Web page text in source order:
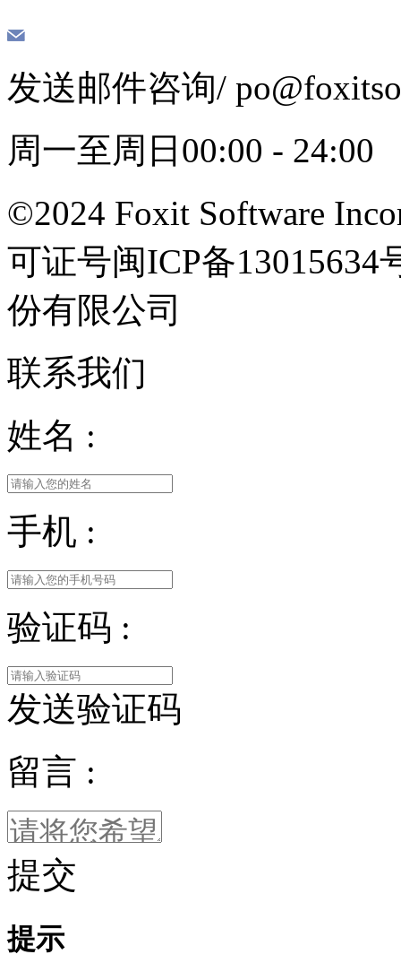
发送邮件咨询/
周一至周日00:00 - 24:00
©2024 Foxit Software
可证号闽ICP备
份有限公司
联系我们
姓名 :
手机 :
验证码 :
发送验证码
留言 :
提交
提示